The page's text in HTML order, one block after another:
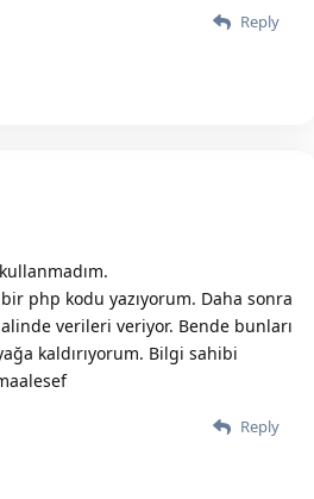
Reply
php kodu yazıyorum. Daha sonra
verileri veriyor. Bende bunları
kaldırıyorum. Bilgi sahibi
Reply